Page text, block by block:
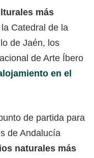
más
Catedral de la
de Jaén, los
de Arte Íbero
en el
de partida para
de Andalucía
naturales más